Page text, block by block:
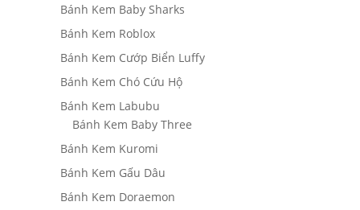
Bánh Kem Baby Sharks
Bánh Kem Roblox
Bánh Kem Cướp Biển Luffy
Bánh Kem Chó Cứu Hộ
Bánh Kem Labubu
Bánh Kem Baby Three
Bánh Kem Kuromi
Bánh Kem Gấu Dâu
Bánh Kem Doraemon